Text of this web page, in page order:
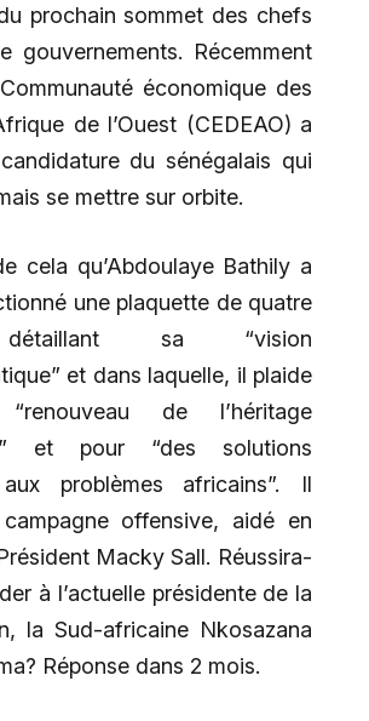
prochain sommet des chefs
gouvernements. Récemment
économique des
de l’Ouest (CEDEAO) a
du sénégalais qui
se mettre sur orbite.
cela qu’Abdoulaye Bathily a
une plaquette de quatre
sa “vision
et dans laquelle, il plaide
de l’héritage
et pour “des solutions
problèmes africains”. Il
offensive, aidé en
Macky Sall. Réussira-
à l’actuelle présidente de la
la Sud-africaine Nkosazana
Réponse dans 2 mois.